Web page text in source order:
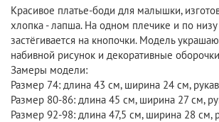
Красивое платье-боди для малышки,
хлопка - лапша. На одном плечике и по
застёгивается на кнопочки. Модель
набивной рисунок и декоративные
Замеры модели:
Размер 74: длина 43 см, ширина 24 см,
Размер 80-86: длина 45 см, ширина 27 см,
Размер 92-98: длина 47,5 см, ширина 28 см,